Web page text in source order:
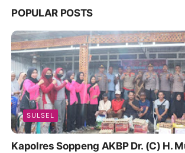
POPULAR POSTS
SULSEL
Kapolres Soppeng AKBP Dr. (C) H.